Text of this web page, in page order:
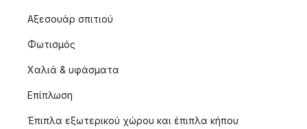
Αξεσουάρ σπιτιού
Φωτισμός
Χαλιά & υφάσματα
Επίπλωση
Έπιπλα εξωτερικού χώρου και έπιπλα κήπου